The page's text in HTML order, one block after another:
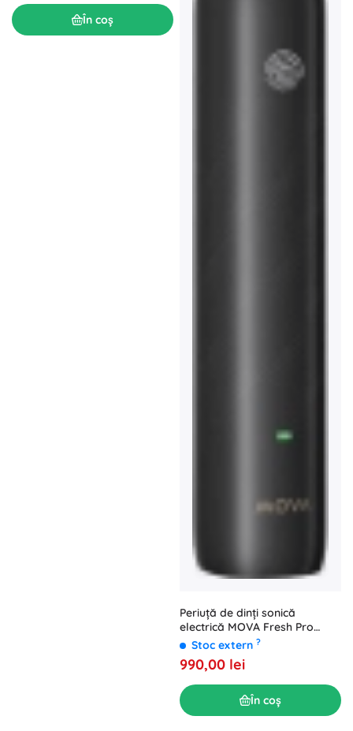
În coș
Periuță de dinți sonică
electrică MOVA Fresh Pro
neagră
Stoc extern ?
990,00 lei
În coș